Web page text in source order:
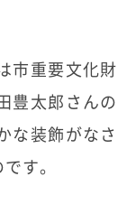
市重要文化財
豊太郎さんの
な装飾がなさ
す。